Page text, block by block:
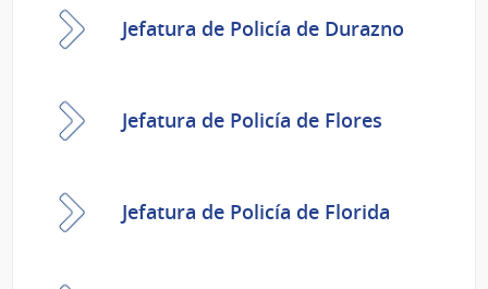
Jefatura de Policía de Durazno
Jefatura de Policía de Flores
Jefatura de Policía de Florida